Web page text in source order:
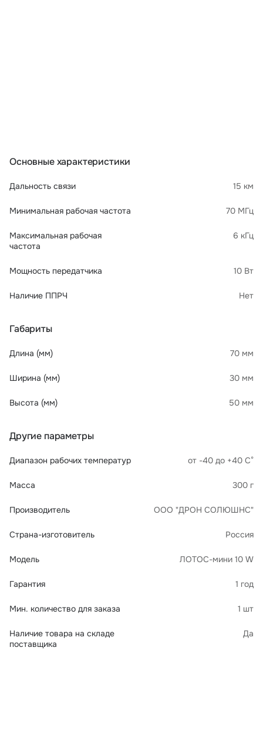
Основные характеристики
Дальность связи 15 км
Минимальная рабочая частота 70 МГц
Максимальная рабочая
частота
6 кГц
Мощность передатчика 10 Вт
Наличие ППРЧ Нет
Габариты
Длина (мм) 70 мм
Ширина (мм) 30 мм
Высота (мм) 50 мм
Другие параметры
Диапазон рабочих температур от -40 до +40 С°
Масса 300 г
Производитель ООО "ДРОН СОЛЮШНС"
Страна-изготовитель Россия
Модель ЛОТОС-мини 10 W
Гарантия 1 год
Мин. количество для заказа 1 шт
Наличие товара на складе
поставщика
Да